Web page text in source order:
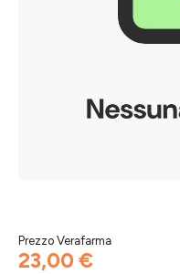
Prezzo Verafarma
23,00 €